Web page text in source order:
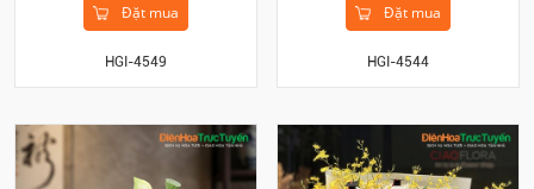
Đặt mua
HGI-4549
Đặt mua
HGI-4544